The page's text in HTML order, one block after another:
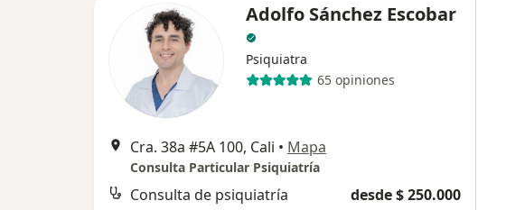
Adolfo Sánchez Escobar
Psiquiatra
65 opiniones
Cra. 38a #5A 100, Cali • Mapa
Consulta Particular Psiquiatría
Consulta de psiquiatría desde $ 250.000